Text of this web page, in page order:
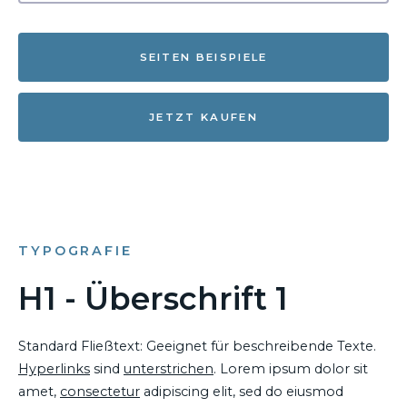
SEITEN BEISPIELE
JETZT KAUFEN
TYPOGRAFIE
H1 - Überschrift 1
Standard Fließtext: Geeignet für beschreibende Texte.
Hyperlinks sind unterstrichen. Lorem ipsum dolor sit
amet, consectetur adipiscing elit, sed do eiusmod